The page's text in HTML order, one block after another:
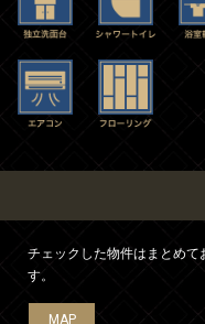
チェックした物件はまとめて
す。
MAP
MAP
MAP
MAP
MAP